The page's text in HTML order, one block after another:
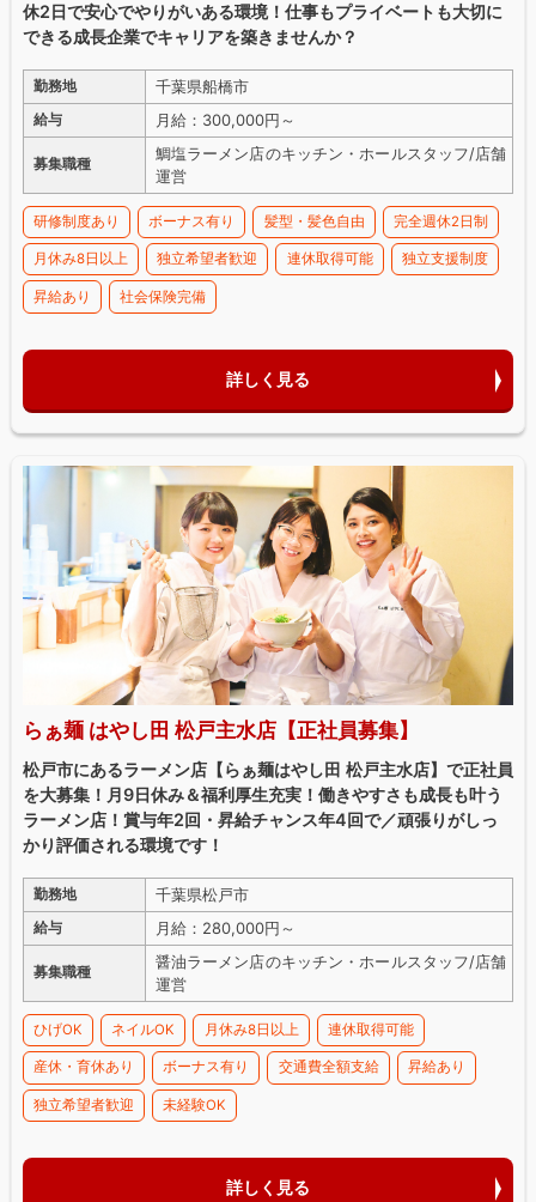
休2日で安心でやりがいある環境！仕事もプライベートも大切に
できる成長企業でキャリアを築きませんか？
勤務地 千葉県船橋市
給与 月給：300,000円～
募集職種
鯛塩ラーメン店のキッチン・ホールスタッフ/店舗
運営
研修制度あり ボーナス有り 髪型・髪色自由 完全週休2日制
月休み8日以上 独立希望者歓迎 連休取得可能 独立支援制度
昇給あり 社会保険完備
詳しく見る
らぁ麺 はやし田 松戸主水店【正社員募集】
松戸市にあるラーメン店【らぁ麺はやし田 松戸主水店】で正社員
を大募集！月9日休み＆福利厚生充実！働きやすさも成長も叶う
ラーメン店！賞与年2回・昇給チャンス年4回で／頑張りがしっ
かり評価される環境です！
勤務地 千葉県松戸市
給与 月給：280,000円～
募集職種
醤油ラーメン店のキッチン・ホールスタッフ/店舗
運営
ひげOK ネイルOK 月休み8日以上 連休取得可能
産休・育休あり ボーナス有り 交通費全額支給 昇給あり
独立希望者歓迎 未経験OK
詳しく見る